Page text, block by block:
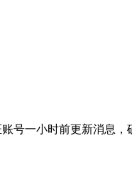
账号一小时前更新消息